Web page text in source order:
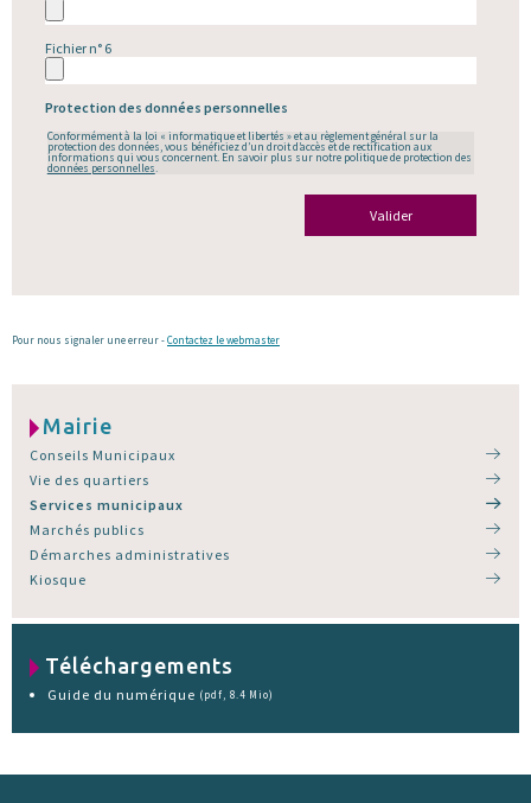
Fichier n° 6
Protection des données personnelles
Conformément à la loi « informatique et libertés » et au règlement général sur la
protection des données, vous bénéficiez d’un droit d’accès et de rectification aux
informations qui vous concernent. En savoir plus sur notre politique de protection des
données personnelles.
Valider
Pour nous signaler une erreur -Contactez le webmaster
Mairie
Conseils Municipaux
Vie des quartiers
Services municipaux
Marchés publics
Démarches administratives
Kiosque
Téléchargements
Guide du numérique (pdf, 8.4 Mio)